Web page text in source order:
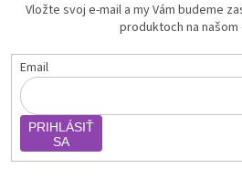
Vložte svoj e-mail a my Vám budeme
produktoch na našom
Email
PRIHLÁSIŤ
SA